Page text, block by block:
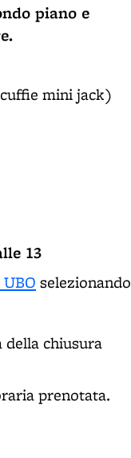
piano e
mini jack)
13
selezionando
della chiusura
prenotata.